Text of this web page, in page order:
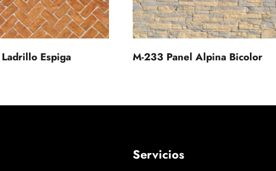
Espiga M-233 Panel Alpina Bicolor
Servicios